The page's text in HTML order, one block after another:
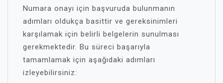
Numara onayı için başvuruda bulunmanın
adımları oldukça basittir ve gereksinimleri
karşılamak için belirli belgelerin sunulması
gerekmektedir. Bu süreci başarıyla
tamamlamak için aşağıdaki adımları
izleyebilirsiniz: